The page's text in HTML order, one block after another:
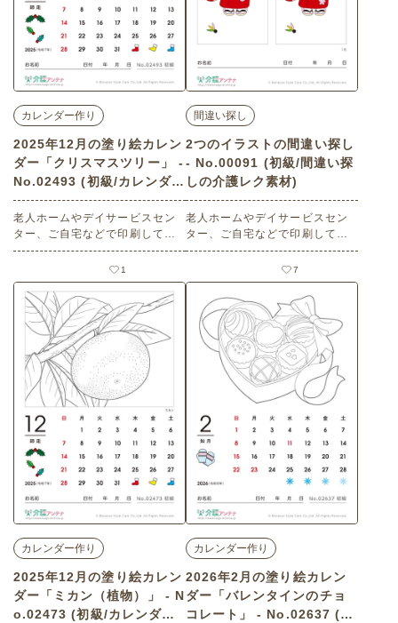
カレンダー作り
2025年12月の塗り絵カレン
ダー「クリスマスツリー」 -
No.02493 (初級/カレンダー
作りの介護レク素材)
老人ホームやデイサービスセン
ター、ご自宅などで印刷してお
使いいただける無料の高齢者向
け介護レク素材 2025年12月の
塗り絵カレンダー「クリスマス
ツリー」（カレンダー作り・初
級）です。 関連キーワード：十
二月・師走・December・１２
月・もみの木・聖樹・簡単・プ
レゼント・かんたん・カンタン
1
間違い探し
2つのイラストの間違い探し
- No.00091 (初級/間違い探
しの介護レク素材)
老人ホームやデイサービスセン
ター、ご自宅などで印刷してお
使いいただける無料の高齢者向
け介護レク素材（間違い探し・
初級）です。
7
カレンダー作り
2025年12月の塗り絵カレン
ダー「ミカン（植物）」 - N
o.02473 (初級/カレンダー
カレンダー作り
2026年2月の塗り絵カレン
ダー「バレンタインのチョ
コレート」 - No.02637 (初